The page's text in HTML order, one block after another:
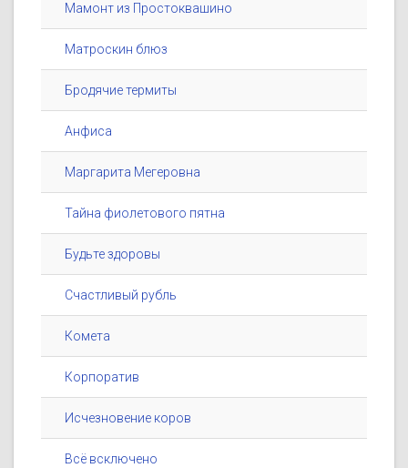
Мамонт из Простоквашино
Матроскин блюз
Бродячие термиты
Анфиса
Маргарита Мегеровна
Тайна фиолетового пятна
Будьте здоровы
Счастливый рубль
Комета
Корпоратив
Исчезновение коров
Всё всключено